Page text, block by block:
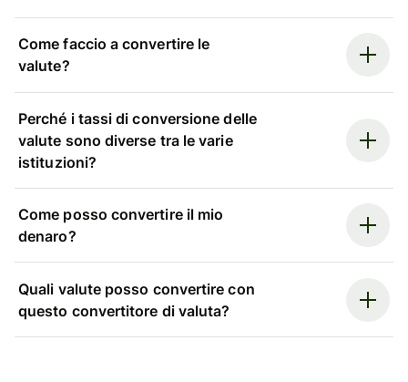
Come faccio a convertire le
valute?
Perché i tassi di conversione delle
valute sono diverse tra le varie
istituzioni?
Come posso convertire il mio
denaro?
Quali valute posso convertire con
questo convertitore di valuta?